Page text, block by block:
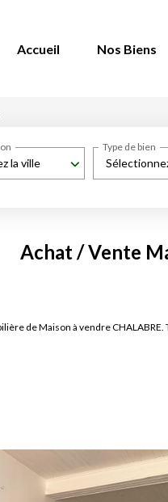
Accueil Nos Biens
la ville
Type de bien
Achat / Vente
de Maison à vendre